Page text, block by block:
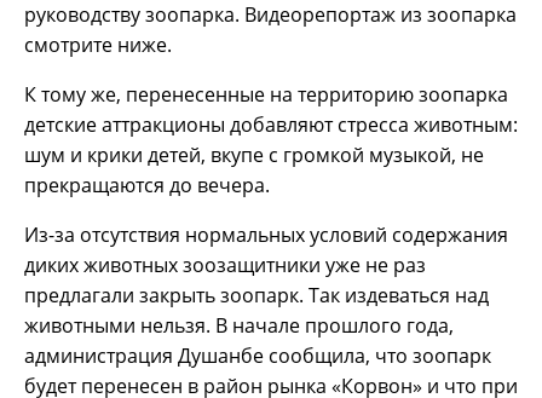
руководству зоопарка. Видеорепортаж из зоопарка
смотрите ниже.
К тому же, перенесенные на территорию зоопарка
детские аттракционы добавляют стресса животным:
шум и крики детей, вкупе с громкой музыкой, не
прекращаются до вечера.
Из-за отсутствия нормальных условий содержания
диких животных зоозащитники уже не раз
предлагали закрыть зоопарк. Так издеваться над
животными нельзя. В начале прошлого года,
администрация Душанбе сообщила, что зоопарк
будет перенесен в район рынка «Корвон» и что при